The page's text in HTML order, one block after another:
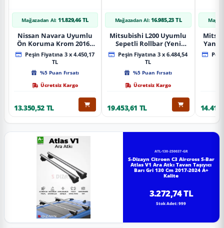
Mağazadan Al: 11.829,46 TL
Nissan Navara Uyumlu
Ön Koruma Krom 2016+
Pst14 Parça
Peşin Fiyatına 3 x 4.450,17
TL
%5 Puan Fırsatı
Ücretsiz Kargo
13.350,52 TL
Mağazadan Al: 16.985,23 TL
Mitsubishi L200 Uyumlu
Sepetli Rollbar (Yeni
Nesil Sepetli Roll Bar
Aqm-M10)
Peşin Fiyatına 3 x 6.484,54
TL
%5 Puan Fırsatı
Ücretsiz Kargo
19.453,61 TL
Yan
ATL-130-250037-GR
S-Dizayn Citroen C3 Aircross S-Bar
Atlas V1 Ara Atkı Tavan Taşıyıcı
Barı Gri 130 Cm 2017-2024 A+
Kalite
3.272,74 TL
Stok Adet: 999